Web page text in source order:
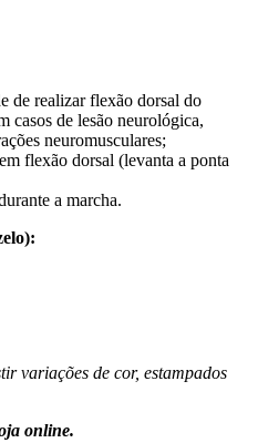
de realizar flexão dorsal do
casos de lesão neurológica,
neuromusculares;
flexão dorsal (levanta a ponta
a marcha.
variações de cor, estampados
online.